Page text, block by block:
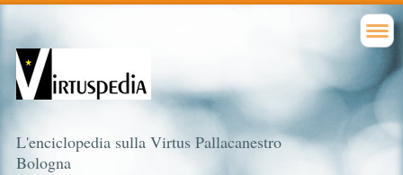
L'enciclopedia sulla Virtus Pallacanestro
Bologna